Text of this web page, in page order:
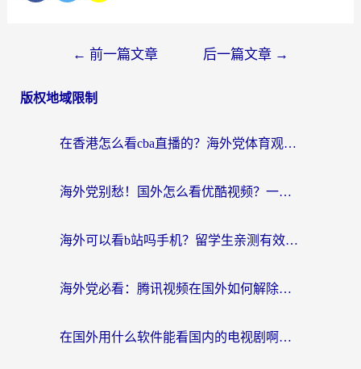
导
← 前一篇文章 后一篇文章 →
版权地域限制
在香港怎么看cba直播的？海外党体育观赛终极指南：告别版权限制，畅享中文解说
海外党别愁！国外怎么看优酷视频？一招解决追剧、看直播难题
海外可以看b站吗手机？留学生亲测有效的回国加速指南
海外党必看：腾讯视频在国外如何解除地域限制？附优酷咪咕使用指南
在国外用什么软件能看国内的电视剧啊？留学生亲测有效的回国加速方案